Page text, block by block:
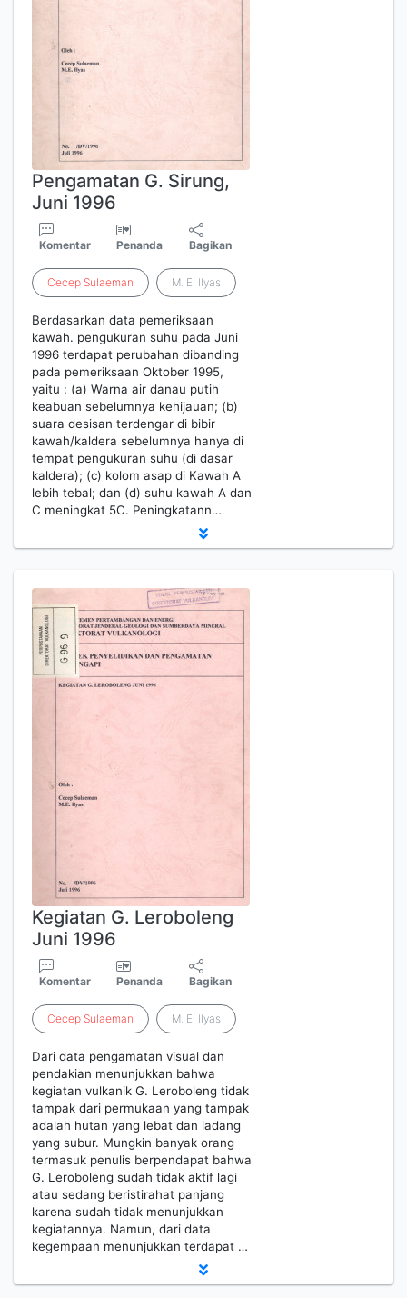
Pengamatan G. Sirung,
Juni 1996
Komentar Penanda Bagikan
Cecep Sulaeman M. E. Ilyas
Berdasarkan data pemeriksaan
kawah. pengukuran suhu pada Juni
1996 terdapat perubahan dibanding
pada pemeriksaan Oktober 1995,
yaitu : (a) Warna air danau putih
keabuan sebelumnya kehijauan; (b)
suara desisan terdengar di bibir
kawah/kaldera sebelumnya hanya di
tempat pengukuran suhu (di dasar
kaldera); (c) kolom asap di Kawah A
lebih tebal; dan (d) suhu kawah A dan
C meningkat 5C. Peningkatann…
Kegiatan G. Leroboleng
Juni 1996
Komentar Penanda Bagikan
Cecep Sulaeman M. E. Ilyas
Dari data pengamatan visual dan
pendakian menunjukkan bahwa
kegiatan vulkanik G. Leroboleng tidak
tampak dari permukaan yang tampak
adalah hutan yang lebat dan ladang
yang subur. Mungkin banyak orang
termasuk penulis berpendapat bahwa
G. Leroboleng sudah tidak aktif lagi
atau sedang beristirahat panjang
karena sudah tidak menunjukkan
kegiatannya. Namun, dari data
kegempaan menunjukkan terdapat …